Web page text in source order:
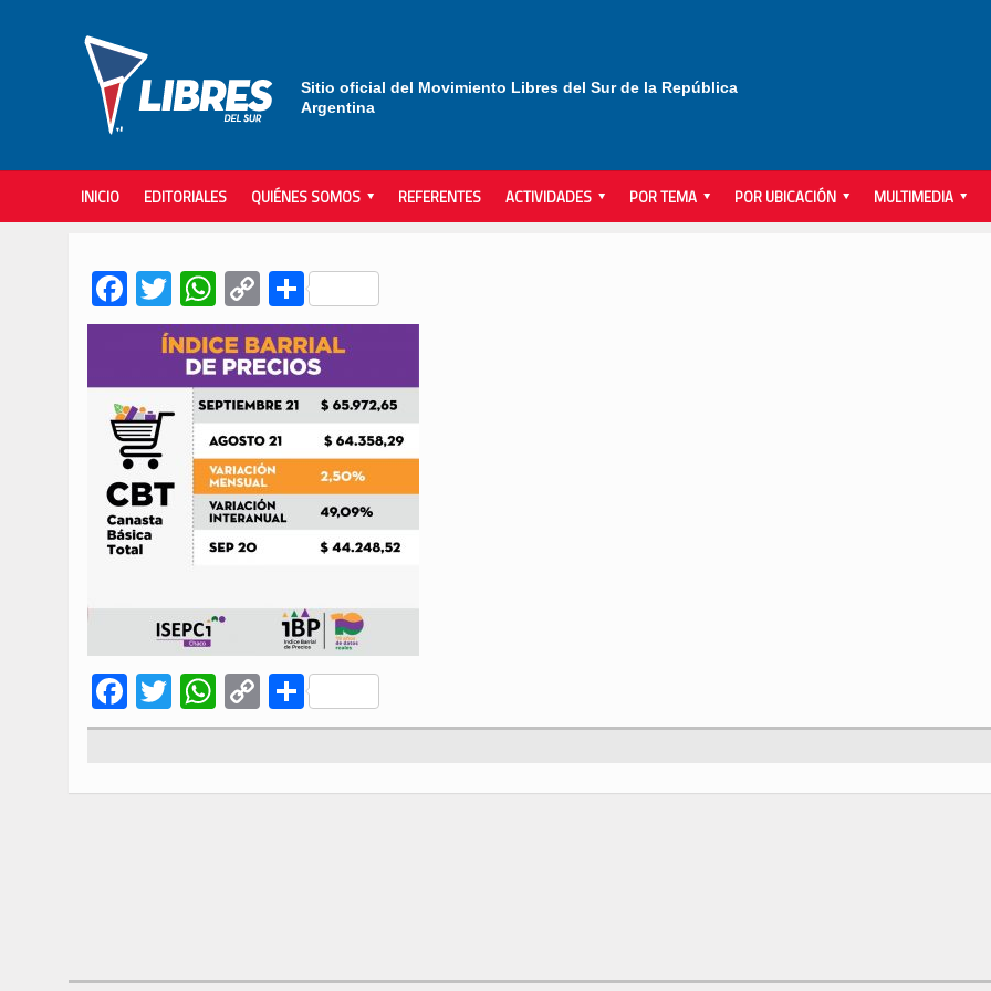
Sitio oficial del Movimiento Libres del Sur de la República
Argentina
INICIO EDITORIALES QUIÉNES SOMOS REFERENTES ACTIVIDADES POR TEMA POR UBICACIÓN MULTIMEDIA
Facebook
TwitterWhatsApp
Copy
Link
Compartir
Facebook
TwitterWhatsApp
Copy
Link
Compartir